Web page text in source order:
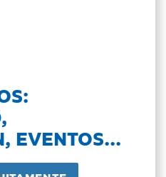
EVENTOS...